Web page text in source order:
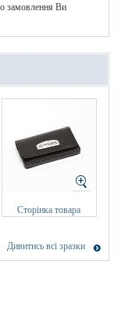
замовлення Ви
Сторінка товара
Дивитись всі зразки